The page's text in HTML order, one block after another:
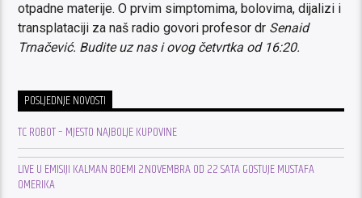
otpadne materije. O prvim simptomima, bolovima, dijalizi i
transplataciji za naš radio govoriprofesor dr Senaid
Trnačević. Budite uz nas i ovog četvrtka od 16:20.
POSLJEDNJE NOVOSTI
TC ROBOT – MJESTO NAJBOLJE KUPOVINE
LIVE U EMISIJI KALMAN BOEMI 2.NOVEMBRA OD 22 SATA GOSTUJE MUSTAFA
OMERIKA